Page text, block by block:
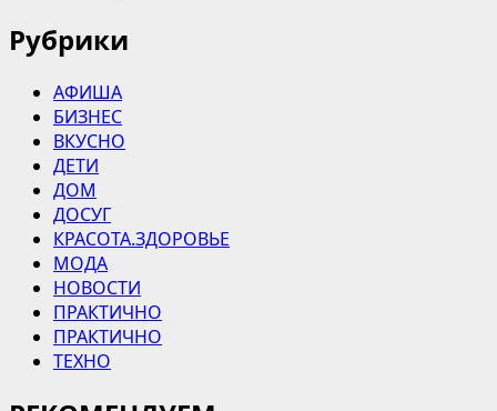
Рубрики
АФИША
БИЗНЕС
ВКУСНО
ДЕТИ
ДОМ
ДОСУГ
КРАСОТА.ЗДОРОВЬЕ
МОДА
НОВОСТИ
ПРАКТИЧНО
ПРАКТИЧНО
ТЕХНО